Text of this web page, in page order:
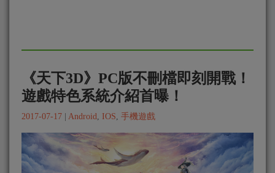
《天下3D》PC版不刪檔即刻開戰！
遊戲特色系統介紹首曝！
2017-07-17 | Android IOS 手機遊戲